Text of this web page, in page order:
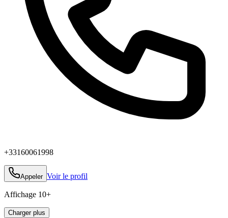
+33160061998
Appeler Voir le profil
Affichage 10+
Charger plus